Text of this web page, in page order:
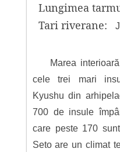
Lungimea
Tari riverane:
Marea
cele trei mari
Kyushu din
700 de insule
care peste 170
Seto are un climat